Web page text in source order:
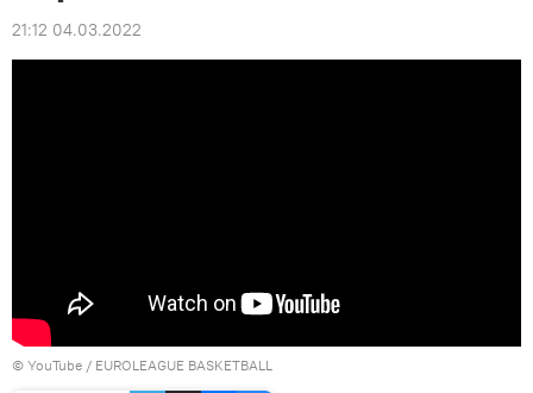
21:12 04.03.2022
© YouTube / EUROLEAGUE BASKETBALL